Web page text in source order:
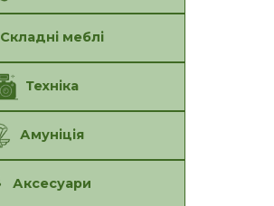
Складні меблі
Техніка
Амуніція
Аксесуари